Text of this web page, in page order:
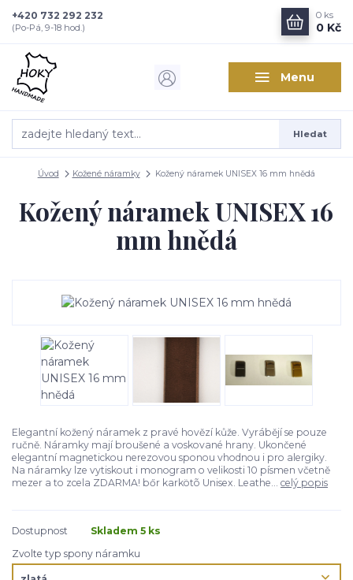
Menu
Hledat
+420 732 292 232
(Po-Pá, 9-18 hod.)
0 ks
0 Kč
Úvod Kožené náramky Kožený náramek UNISEX 16 mm hnědá
Kožený náramek UNISEX 16
mm hnědá
Elegantní kožený náramek z pravé hovězí kůže. Vyrábějí se pouze
ručně. Náramky mají broušené a voskované hrany. Ukončené
elegantní magnetickou nerezovou sponou vhodnou i pro alergiky.
Na náramky lze vytiskout i monogram o velikosti 10 písmen včetně
mezer a to zcela ZDARMA! bőr karkötõ Unisex. Leathe... celý popis
Dostupnost
Skladem 5 ks
Zvolte typ spony náramku